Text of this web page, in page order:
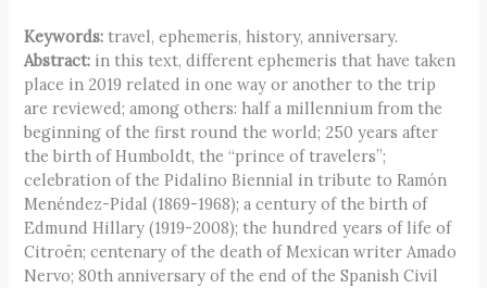
Keywords: travel, ephemeris, history, anniversary.
Abstract: in this text, different ephemeris that have taken
place in 2019 related in one way or another to the trip
are reviewed; among others: half a millennium from the
beginning of the first round the world; 250 years after
the birth of Humboldt, the “prince of travelers”;
celebration of the Pidalino Biennial in tribute to Ramón
Menéndez-Pidal (1869-1968); a century of the birth of
Edmund Hillary (1919-2008); the hundred years of life of
Citroën; centenary of the death of Mexican writer Amado
Nervo; 80th anniversary of the end of the Spanish Civil